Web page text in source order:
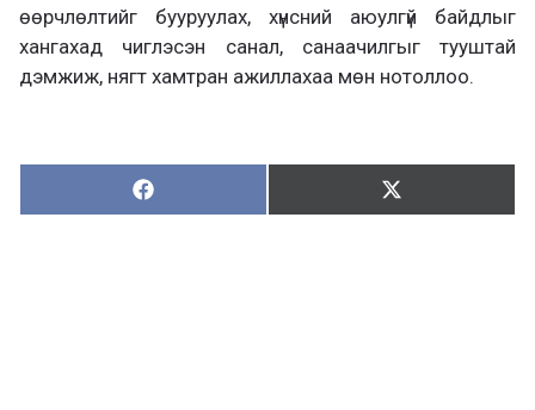
өөрчлөлтийг бууруулах, хүнсний аюулгүй байдлыг
хангахад чиглэсэн санал, санаачилгыг тууштай
дэмжиж, нягт хамтран ажиллахаа мөн нотоллоо.
Хуваалцах:
Х
у
Түгээх:
Т